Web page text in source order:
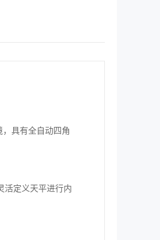
具有全自动四角
活定义天平进行内